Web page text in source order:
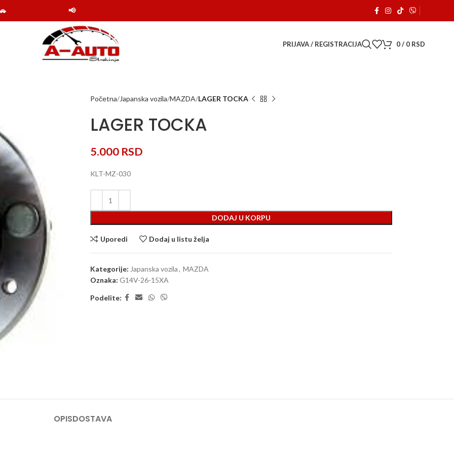
📢 Obaveštenje: Online shop Auto delovi Strahinja je počeo sa radom. 🚗
PRIJAVA / REGISTRACIJA 0/ 0 RSD
Početna Japanska vozila MAZDA LAGER TOCKA
LAGER TOCKA
5.000 RSD
KLT-MZ-030
DODAJ U KORPU
Uporedi Dodaj u listu želja
Kategorije: Japanska vozila, MAZDA
Oznaka: G14V-26-15XA
Podelite:
OPISDOSTAVA